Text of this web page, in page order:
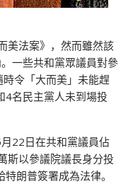
美法案》，然而雖然該
一些共和黨眾議員對參
令「大而美」未能趕
4名民主黨人未到場投
22日在共和黨議員佔
斯以參議院議長身分投
朗普簽署成為法律。